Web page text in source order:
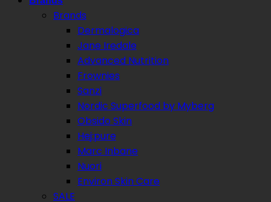
Brands
Dermalogica
Jane Iredale
Advanced Nutrition
Frownies
Sanzi
Nordic Superfood by Myberg
Obsido Skin
Hej:pure
Marc Inbane
Nuori
Environ Skin Care
SALE